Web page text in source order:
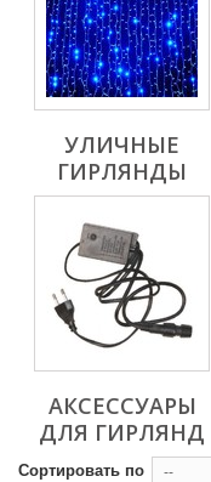
УЛИЧНЫЕ
ГИРЛЯНДЫ
АКСЕССУАРЫ
ДЛЯ ГИРЛЯНД
Сортировать по --